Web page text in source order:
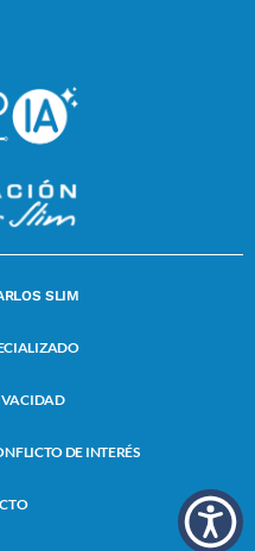
SLIM
DE INTERÉS